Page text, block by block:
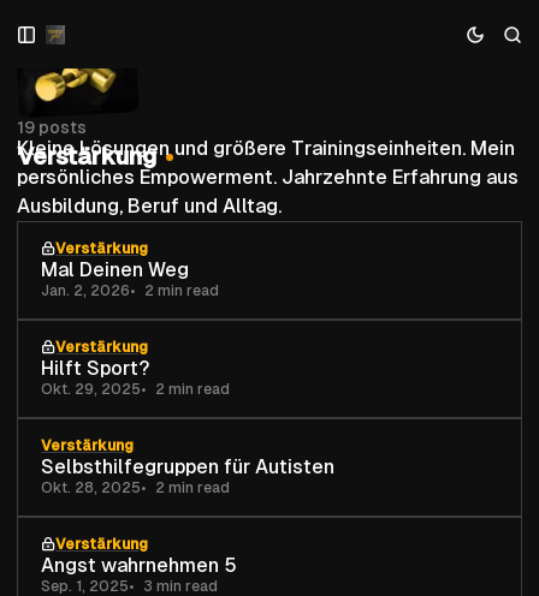
to
Navigation
to
Posts
to
Content
Verstärkung
19 posts
Kleine Lösungen und größere Trainingseinheiten. Mein
persönliches Empowerment. Jahrzehnte Erfahrung aus
Ausbildung, Beruf und Alltag.
Verstärkung
Mal Deinen Weg
Jan. 2, 2026 2 min read
Verstärkung
Hilft Sport?
Okt. 29, 2025 2 min read
Verstärkung
Selbsthilfegruppen für Autisten
Okt. 28, 2025 2 min read
Verstärkung
Angst wahrnehmen 5
Sep. 1, 2025 3 min read